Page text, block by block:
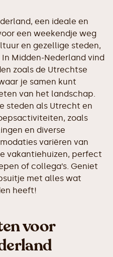
een ideale en
een weekendje weg
en gezellige steden,
Midden-Nederland vind
zoals de Utrechtse
je samen kunt
van het landschap.
steden als Utrecht en
zoals
en diverse
variëren van
vakantiehuizen, perfect
of collega’s. Geniet
met alles wat
heeft!
voor